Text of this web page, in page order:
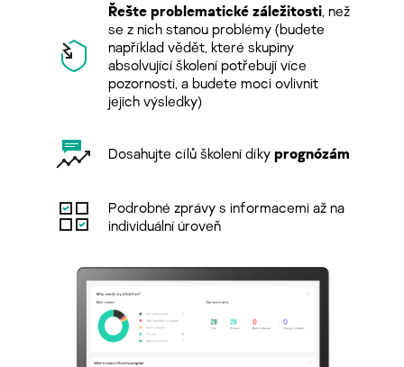
Řešte problematické záležitosti , než
se z nich stanou problémy (budete
například vědět, které skupiny
absolvující školení potřebují více
pozornosti, a budete moci ovlivnit
jejich výsledky)
Dosahujte cílů školení díky prognózám
Podrobné zprávy s informacemi až na
individuální úroveň